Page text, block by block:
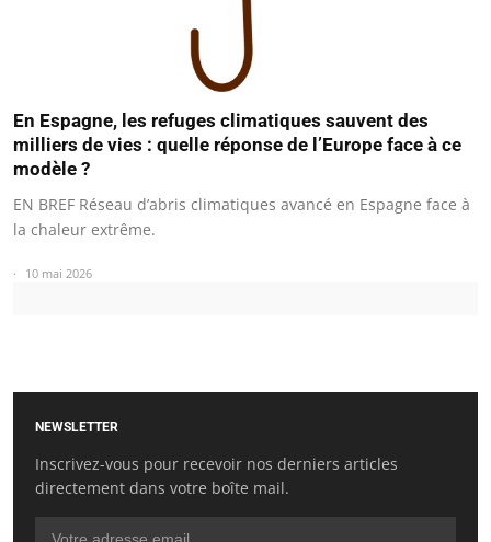
En Espagne, les refuges climatiques sauvent des
milliers de vies : quelle réponse de l’Europe face à ce
modèle ?
EN BREF Réseau d’abris climatiques avancé en Espagne face à
la chaleur extrême.
10 mai 2026
NEWSLETTER
Inscrivez-vous pour recevoir nos derniers articles
directement dans votre boîte mail.